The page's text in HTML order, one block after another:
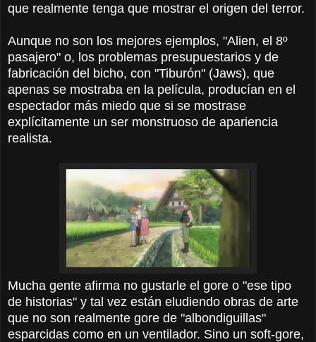
que realmente tenga que mostrar el origen del terror.
Aunque no son los mejores ejemplos, "Alien, el 8º
pasajero" o, los problemas presupuestarios y de
fabricación del bicho, con "Tiburón" (Jaws), que
apenas se mostraba en la película, producían en el
espectador más miedo que si se mostrase
explícitamente un ser monstruoso de apariencia
realista.
Mucha gente afirma no gustarle el gore o "ese tipo
de historias" y tal vez están eludiendo obras de arte
que no son realmente gore de "albondiguillas"
esparcidas como en un ventilador. Sino un soft-gore,